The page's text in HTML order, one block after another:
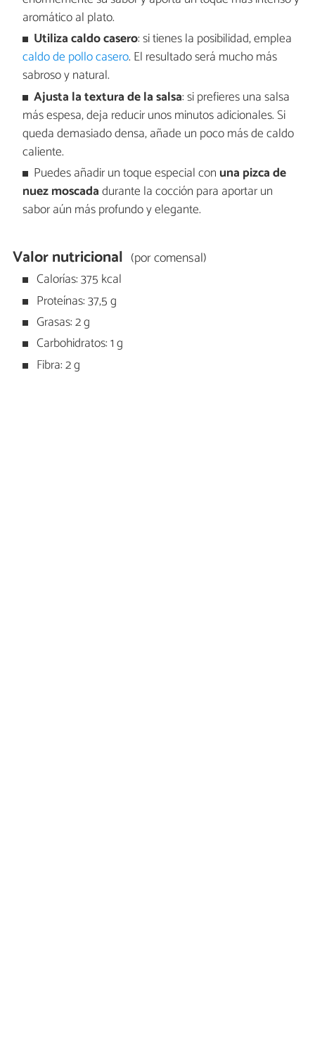
aromático al plato.
Utiliza caldo casero: si tienes la posibilidad, emplea
caldo de pollo casero. El resultado será mucho más
sabroso y natural.
Ajusta la textura de la salsa: si prefieres una salsa
más espesa, deja reducir unos minutos adicionales. Si
queda demasiado densa, añade un poco más de caldo
caliente.
Puedes añadir un toque especial con una pizca de
nuez moscadadurante la cocción para aportar un
sabor aún más profundo y elegante.
Valor nutricional (por comensal)
Calorías: 375 kcal
Proteínas: 37,5 g
Grasas: 2 g
Carbohidratos: 1 g
Fibra: 2 g